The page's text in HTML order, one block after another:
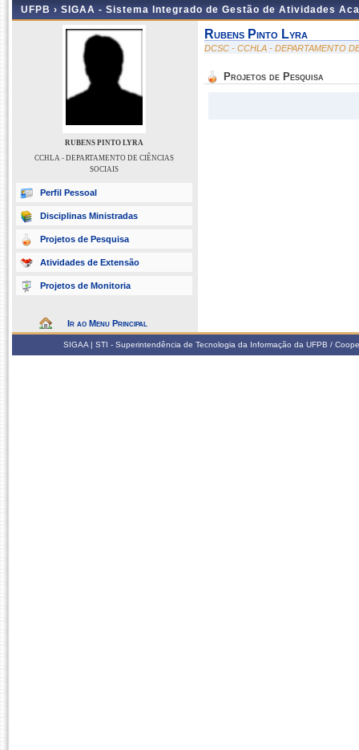
UFPB › SIGAA - Sistema Integrado de Gestão de Atividades
RUBENS PINTO LYRA
CCHLA - DEPARTAMENTO DE CIÊNCIAS
SOCIAIS
Perfil Pessoal
Disciplinas Ministradas
Projetos de Pesquisa
Atividades de Extensão
Projetos de Monitoria
Ir ao Menu Principal
Rubens Pinto Lyra
DCSC - CCHLA - DEPARTAMENTO
Projetos de Pesquisa
SIGAA | STI - Superintendência de Tecnologia da Informação da UFPB /